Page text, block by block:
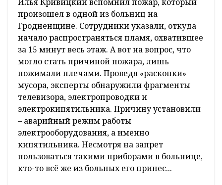
произошел в одной из больниц на
Гродненщине. Сотрудники указали, откуда
начало распространяться пламя, охватившее
за 15 минут весь этаж. А вот на вопрос, что
могло стать причиной пожара, лишь
пожимали плечами. Проведя «раскопки»
мусора, эксперты обнаружили фрагменты
телевизора, электропроводки и
электрокипятильника. Причину установили
– аварийный режим работы
электрооборудования, а именно
кипятильника. Несмотря на запрет
пользоваться такими приборами в больнице,
кто-то всё же из больных его принес...